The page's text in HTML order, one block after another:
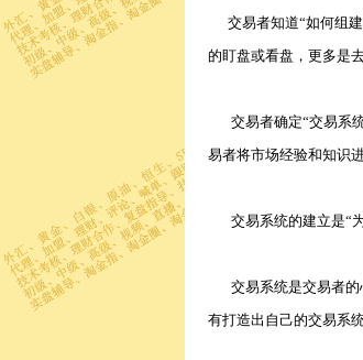
交易者知道“如何组建
的盯盘或看盘，更多是
交易者确定“交易系统
易者将市场经验和知识
交易系统的建立是“为
交易系统是交易者的
有打造出自己的交易系